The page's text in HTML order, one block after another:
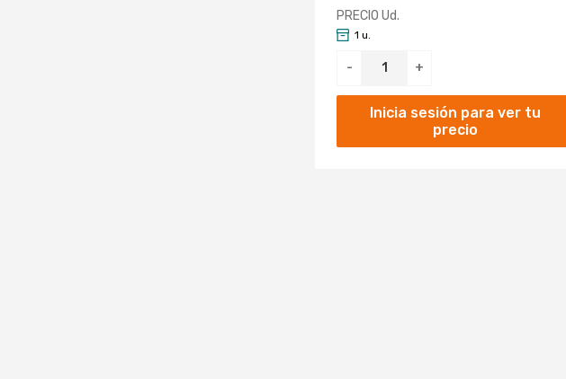
PRECIO Ud.
- +
1 u.
Inicia sesión para ver tu
precio